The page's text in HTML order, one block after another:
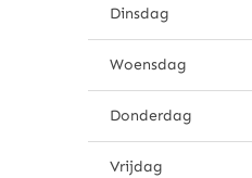
Dinsdag
Woensdag
Donderdag
Vrijdag